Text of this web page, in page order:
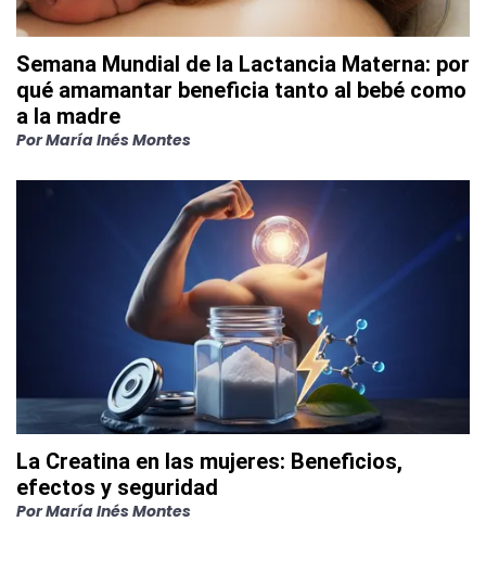
Semana Mundial de la Lactancia Materna: por
qué amamantar beneficia tanto al bebé como
a la madre
PorMaría Inés Montes
La Creatina en las mujeres: Beneficios,
efectos y seguridad
PorMaría Inés Montes